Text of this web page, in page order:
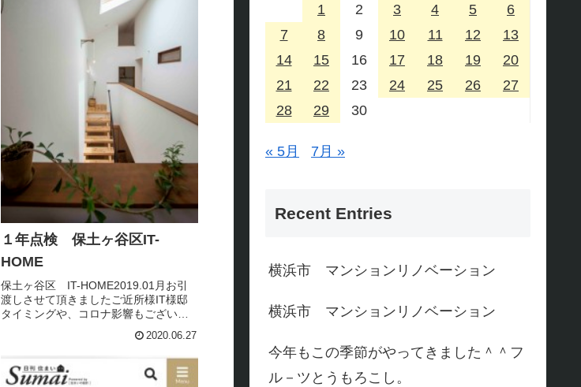
１年点検 保土ヶ谷区IT-
HOME
保土ヶ谷区 IT-HOME2019.01月お引
渡しさせて頂きましたご近所様IT様邸
タイミングや、コロナ影響もございま
して１.５年点検を実施させて頂きまし
た。ご近所なのでITご家族、ピーズシ
ョ－ル－ムには良く遊びに来て頂いて
おりますので久し振...
2020.06.27
1 2 3 4 5
6
7
8 9 10 11 12
13
14
15 16 17 18 19
20
21
22 23 24 25 26
27
28
29 30
« 5月 7月 »
Recent Entries
横浜市 マンションリノベーション
横浜市 マンションリノベーション
今年もこの季節がやってきました＾＾フ
ル－ツとうもろこし。